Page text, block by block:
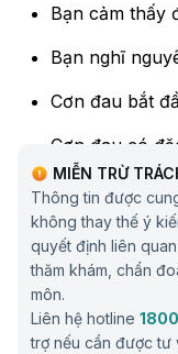
Bạn cảm thấy
Bạn nghĩ
Cơn đau bắt
Cơn đau có
Bạn có triệu
Sau đó, bác sĩ sẽ
đau khi vận động
cần chụp X-
như MRI, CT
và khớp. Bác sĩ
MIỄN TRỪ
Thông tin được
không thay thế ý
quyết định liên
thăm khám, chẩn
môn.
Liên hệ hotline
trợ nếu cần được tư